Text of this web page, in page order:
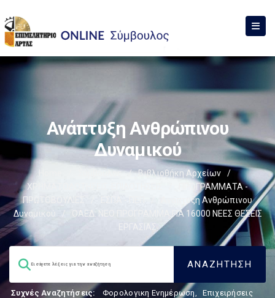
Ανάπτυξη Ανθρώπινου
Δυναμικού
Σύμβουλος / Βιβλιοθήκη Αρχείων
/
ΧΡΗΜΑΤΟΔΟΤΗΣΕΙΣ-ΕΠΙΔΟΤΗΣΕΙΣ
ΠΡΟΓΡΑΜΜΑΤΑ -
ΠΡΩΤΟΒΟΥΛΙΕΣ
Ανάπτυξη Ανθρώπινου
Δυναμικού
/
ΟΑΕΔ: ΝΕΟ ΠΡΟΓΡΑΜΜΑ ΓΙΑ 16000 ΝΕΕΣ ΘΕΣΕΙΣ
ΕΡΓΑΣΙΑΣ
Συχνές Αναζητήσεις: Φορολογικη Ενημέρωση, Επιχειρήσεις